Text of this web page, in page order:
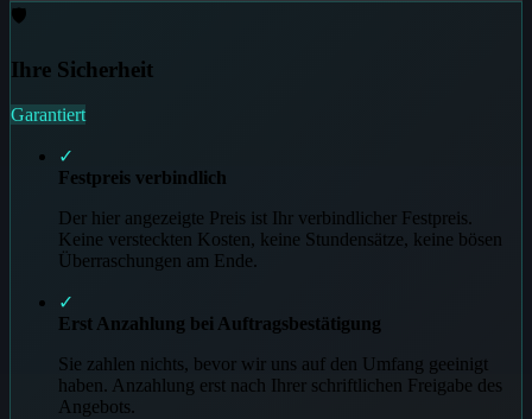
🛡️
Ihre Sicherheit
Garantiert
✓
Festpreis verbindlich
Der hier angezeigte Preis ist Ihr verbindlicher Festpreis.
Keine versteckten Kosten, keine Stundensätze, keine bösen
Überraschungen am Ende.
✓
Erst Anzahlung bei Auftragsbestätigung
Sie zahlen nichts, bevor wir uns auf den Umfang geeinigt
haben. Anzahlung erst nach Ihrer schriftlichen Freigabe des
Angebots.